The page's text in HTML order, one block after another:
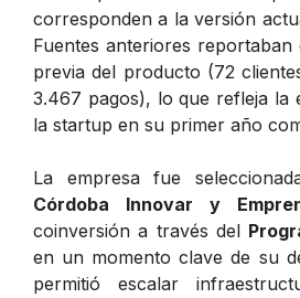
corresponden a la versión
Fuentes anteriores reportaban
previa del producto (72
3.467 pagos), lo que refleja la
la startup en su primer año
La empresa fue
Córdoba Innovar y
coinversión a través del
en un momento clave de su
permitió escalar